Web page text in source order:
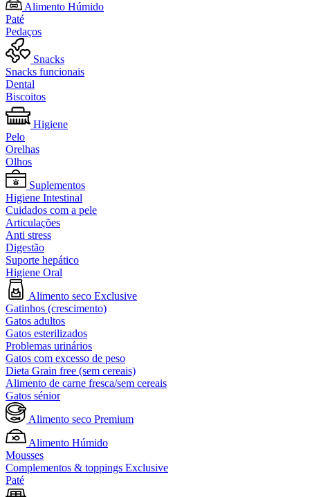
Alimento Húmido
Paté
Pedaços
Snacks
Snacks funcionais
Dental
Biscoitos
Higiene
Pelo
Orelhas
Olhos
Suplementos
Higiene Intestinal
Cuidados com a pele
Articulações
Anti stress
Digestão
Suporte hepático
Higiene Oral
Alimento seco Exclusive
Gatinhos (crescimento)
Gatos adultos
Gatos esterilizados
Problemas urinários
Gatos com excesso de peso
Dieta Grain free (sem cereais)
Alimento de carne fresca/sem cereais
Gatos sénior
Alimento seco Premium
Alimento Húmido
Mousses
Complementos & toppings Exclusive
Paté